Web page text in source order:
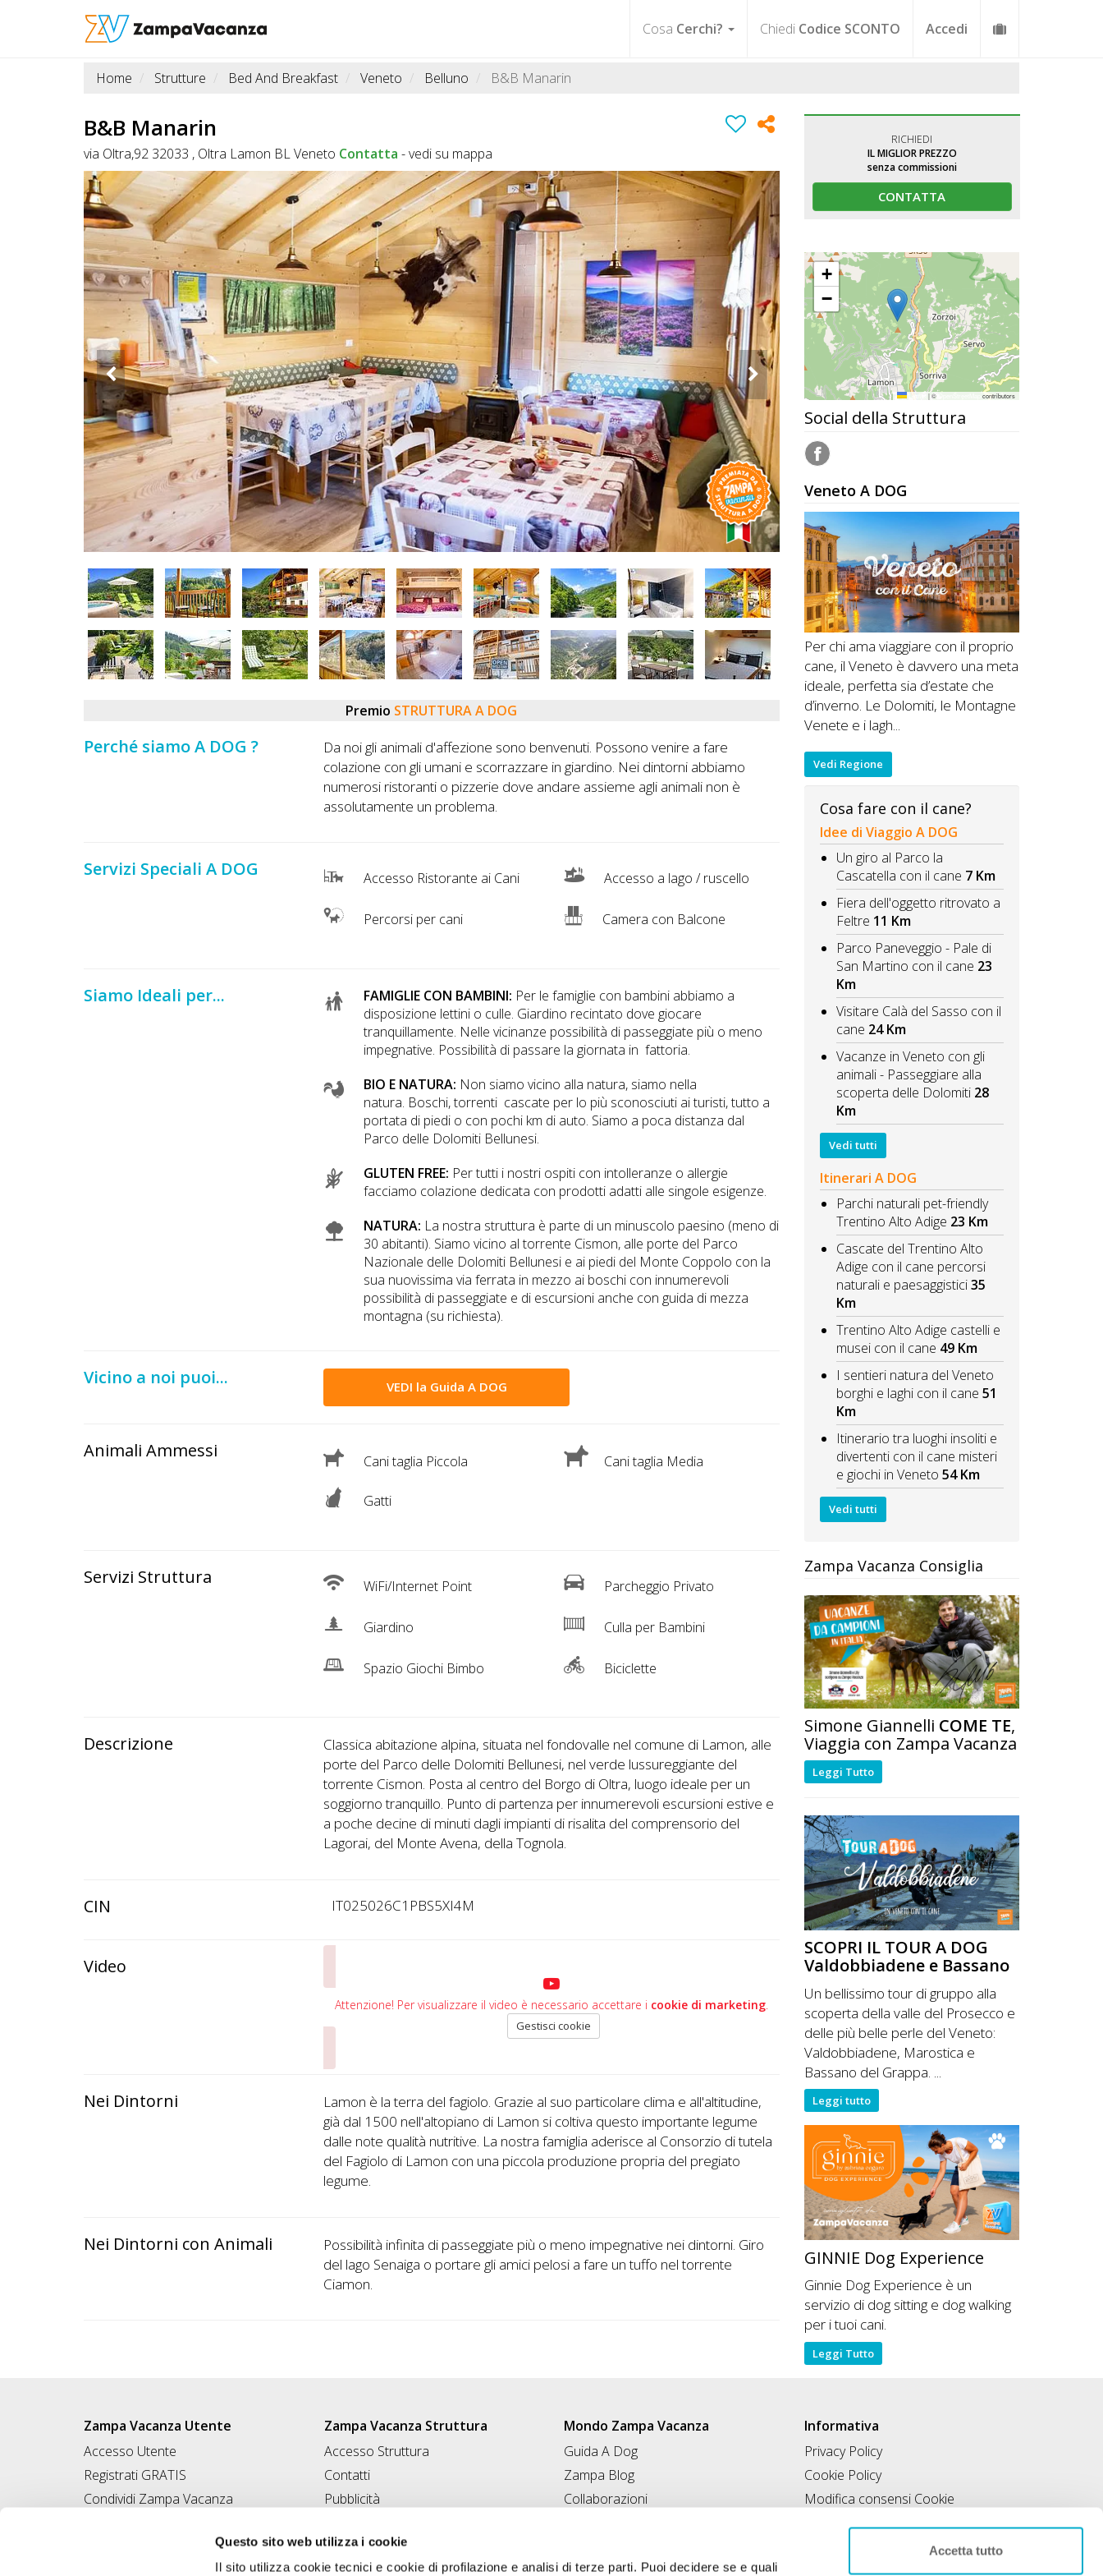
Questo sito web utilizza i cookie
Il sito utilizza cookie tecnici e cookie di profilazione e analisi di terze parti. Puoi decidere se e quali
Accetta tutto
Cosa Cerchi? Chiedi Codice SCONTO Accedi
STRUTTURE
LUOGHI
OFFERTE
CHIEDI
CODICE
SCONTO
Video
Lavora
Attività
Registrati
Home Strutture Bed And Breakfast Veneto Belluno B&B Manarin
B&B Manarin
via Oltra,92 32033 , Oltra Lamon BL Veneto Contatta -vedi su mappa
Premio STRUTTURA A DOG
Perché siamo A DOG ?
Da noi gli animali d'affezione sono benvenuti. Possono venire a fare
colazione con gli umani e scorrazzare in giardino. Nei dintorni abbiamo
numerosi ristoranti o pizzerie dove andare assieme agli animali non è
assolutamente un problema.
Servizi Speciali A DOG Accesso Ristorante ai Cani Accesso a lago / ruscello
Percorsi per cani Camera con Balcone
Siamo Ideali per... FAMIGLIE CON BAMBINI: Per le famiglie con bambini abbiamo a
disposizione lettini o culle. Giardino recintato dove giocare
tranquillamente. Nelle vicinanze possibilità di passeggiate più o meno
impegnative. Possibilità di passare la giornata in fattoria.
BIO E NATURA: Non siamo vicino alla natura, siamo nella
natura. Boschi, torrenti cascate per lo più sconosciuti ai turisti, tutto a
portata di piedi o con pochi km di auto. Siamo a poca distanza dal
Parco delle Dolomiti Bellunesi.
GLUTEN FREE: Per tutti i nostri ospiti con intolleranze o allergie
facciamo colazione dedicata con prodotti adatti alle singole esigenze.
NATURA: La nostra struttura è parte di un minuscolo paesino (meno di
30 abitanti). Siamo vicino al torrente Cismon, alle porte del Parco
Nazionale delle Dolomiti Bellunesi e ai piedi del Monte Coppolo con la
sua nuovissima via ferrata in mezzo ai boschi con innumerevoli
possibilità di passeggiate e di escursioni anche con guida di mezza
montagna (su richiesta).
Vicino a noi puoi... VEDI la Guida A DOG
Animali Ammessi Cani taglia Piccola Cani taglia Media
Gatti
Servizi Struttura WiFi/Internet Point Parcheggio Privato
Giardino Culla per Bambini
Spazio Giochi Bimbo Biciclette
Descrizione
Classica abitazione alpina, situata nel fondovalle nel comune di Lamon, alle
porte del Parco delle Dolomiti Bellunesi, nel verde lussureggiante del
torrente Cismon. Posta al centro del Borgo di Oltra, luogo ideale per un
soggiorno tranquillo. Punto di partenza per innumerevoli escursioni estive e
a poche decine di minuti dagli impianti di risalita del comprensorio del
Lagorai, del Monte Avena, della Tognola.
CIN IT025026C1PBS5XI4M
Video
Attenzione! Per visualizzare il video è necessario accettare i cookie di marketing.
Gestisci cookie
Nei Dintorni
Lamon è la terra del fagiolo. Grazie al suo particolare clima e all'altitudine,
già dal 1500 nell'altopiano di Lamon si coltiva questo importante legume
dalle note qualità nutritive. La nostra famiglia aderisce al Consorzio di tutela
del Fagiolo di Lamon con una piccola produzione propria del pregiato
legume.
Nei Dintorni con Animali
Possibilità infinita di passeggiate più o meno impegnative nei dintorni. Giro
del lago Senaiga o portare gli amici pelosi a fare un tuffo nel torrente
Ciamon.
RICHIEDI
IL MIGLIOR PREZZO
senza commissioni
CONTATTA
+
−
Leaflet |© contributors
Social della Struttura
Veneto A DOG
Per chi ama viaggiare con il proprio
cane, il Veneto è davvero una meta
ideale, perfetta sia d’estate che
d’inverno. Le Dolomiti, le Montagne
Venete e i lagh...
Vedi Regione
Cosa fare con il cane?
Idee di Viaggio A DOG
Un giro al Parco la
Cascatella con il cane 7 Km
Fiera dell'oggetto ritrovato a
Feltre 11 Km
Parco Paneveggio - Pale di
San Martino con il cane 23
Km
Visitare Calà del Sasso con il
cane 24 Km
Vacanze in Veneto con gli
animali - Passeggiare alla
scoperta delle Dolomiti 28
Km
Vedi tutti
Itinerari A DOG
Parchi naturali pet-friendly
Trentino Alto Adige 23 Km
Cascate del Trentino Alto
Adige con il cane percorsi
naturali e paesaggistici35
Km
Trentino Alto Adige castelli e
musei con il cane 49 Km
I sentieri natura del Veneto
borghi e laghi con il cane 51
Km
Itinerario tra luoghi insoliti e
divertenti con il cane misteri
e giochi in Veneto 54 Km
Vedi tutti
Zampa Vacanza Consiglia
Simone Giannelli COME TE,
Viaggia con Zampa Vacanza
Leggi Tutto
SCOPRI IL TOUR A DOG
Valdobbiadene e Bassano
Un bellissimo tour di gruppo alla
scoperta della valle del Prosecco e
delle più belle perle del Veneto:
Valdobbiadene, Marostica e
Bassano del Grappa. ...
Leggi tutto
GINNIE Dog Experience
Ginnie Dog Experience è un
servizio di dog sitting e dog walking
per i tuoi cani.
Leggi Tutto
Zampa Vacanza Utente
Accesso Utente
Registrati GRATIS
Condividi Zampa Vacanza
Zampa Vacanza Struttura
Accesso Struttura
Contatti
Pubblicità
Mondo Zampa Vacanza
Guida A Dog
Zampa Blog
Collaborazioni
Informativa
Privacy Policy
Cookie Policy
Modifica consensi Cookie
Condizioni di utilizzo
Contratto di inclusione